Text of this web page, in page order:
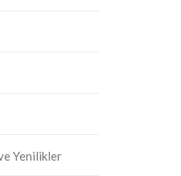
Yenilikler